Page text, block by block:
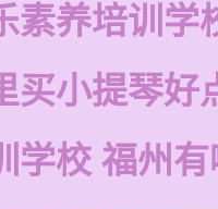
素养培训学
买小提琴好
学校 福州